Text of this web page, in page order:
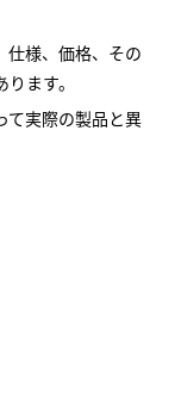
様、価格、その
ます。
て実際の製品と異